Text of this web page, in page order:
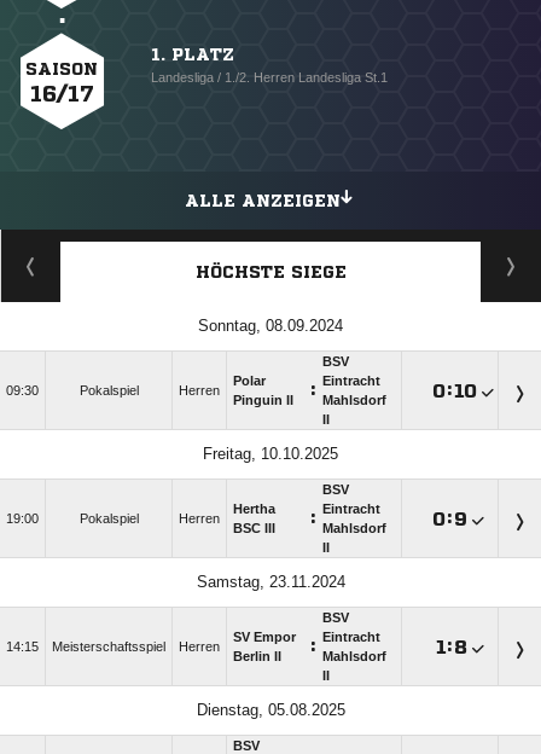
SAISON
16/17
1. PLATZ
Landesliga / 1./2. Herren Landesliga St.1
ALLE ANZEIGEN
HÖCHSTE SIEGE
Sonntag, 08.09.2024
09:30 Pokalspiel Herren
Polar
Pinguin II
:
BSV
Eintracht
Mahlsdorf
:
Freitag, 10.10.2025
19:00 Pokalspiel Herren
Hertha
BSC III
:
BSV
Eintracht
Mahlsdorf
:
Samstag, 23.11.2024
14:15 Meisterschaftsspiel Herren
SV Empor
Berlin II
:
BSV
Eintracht
Mahlsdorf
:
Dienstag, 05.08.2025
BSV